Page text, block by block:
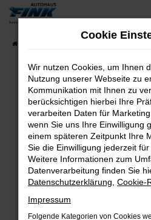
Zum
springen
Fehler: Network
Beim Laden ist ein Fehler
Hier sind ein paar Tipps, die
Überprüfe deine
Internetverbindung.
Laden andere Webseiten,
Suchmaschine?
Prüfe deine
Cookie
Wir nutzen Cookies, um Ihnen
Nutzung unserer Webseite zu
Kommunikation mit Ihnen zu
berücksichtigen hierbei Ihre
verarbeiten Daten für
wenn Sie uns Ihre Einwilligung
einem späteren Zeitpunkt Ihre
Sie die Einwilligung jederzeit
Weitere Informationen zum
Datenverarbeitung finden Sie
Datenschutzerklärung Cookie-
Impressum
Folgende Kategorien von Cookies